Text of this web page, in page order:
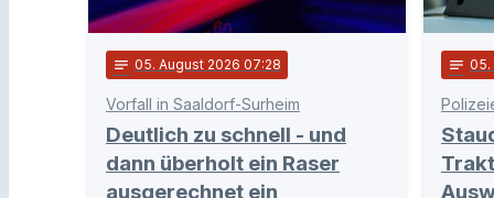
notes 05. August 2026 07:28
Vorfall in Saaldorf-Surheim
Deutlich zu schnell - und
dann überholt ein Raser
ausgerechnet ein
notes 05